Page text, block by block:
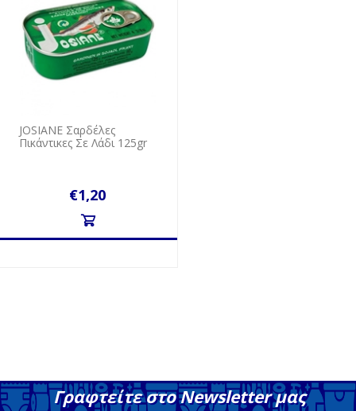
JOSIANE Σαρδέλες
Πικάντικες Σε Λάδι 125gr
€1,20
Γραφτείτε στο Newsletter μας